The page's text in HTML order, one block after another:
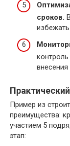
сроков.
избежать
Пример из
преимущества:
участием 5
этап: